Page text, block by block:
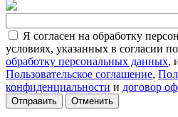
Я согласен на обработку
условиях, указанных в согласии
обработку персональных данных,
Пользовательское соглашение,
конфиденциальности и договор
Отменить